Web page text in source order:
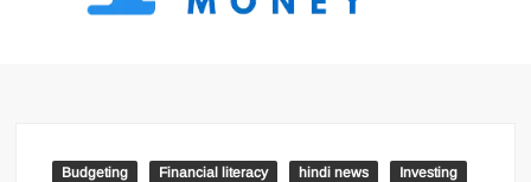
Budgeting Financial literacy hindi news Investing